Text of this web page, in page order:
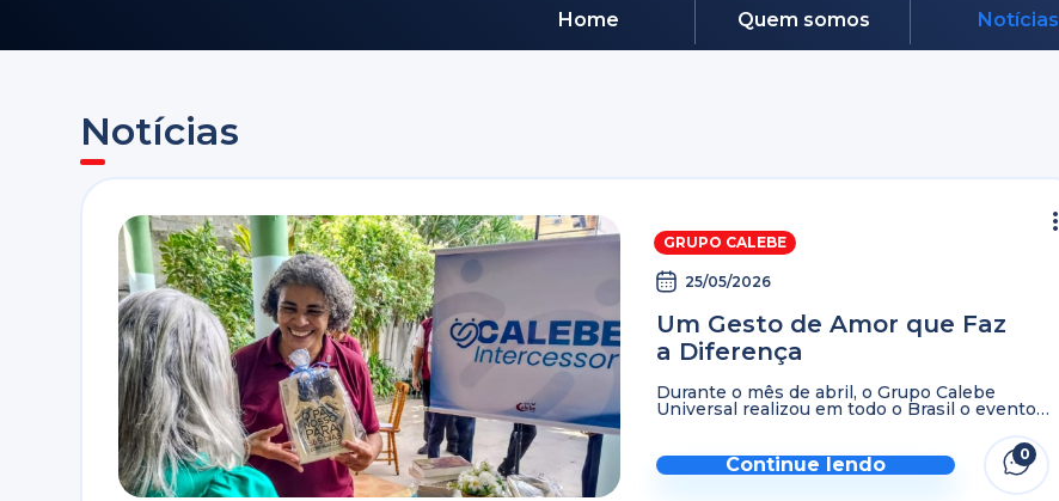
Home Quem somos Notícias
Notícias
GRUPO CALEBE
25/05/2026
Um Gesto de Amor que Faz
a Diferença
Durante o mês de abril, o Grupo Calebe
Universal realizou em todo o Brasil o evento
cuidado, acolhimento e atenção aos idosos
que vivem ...Continue lendo 0